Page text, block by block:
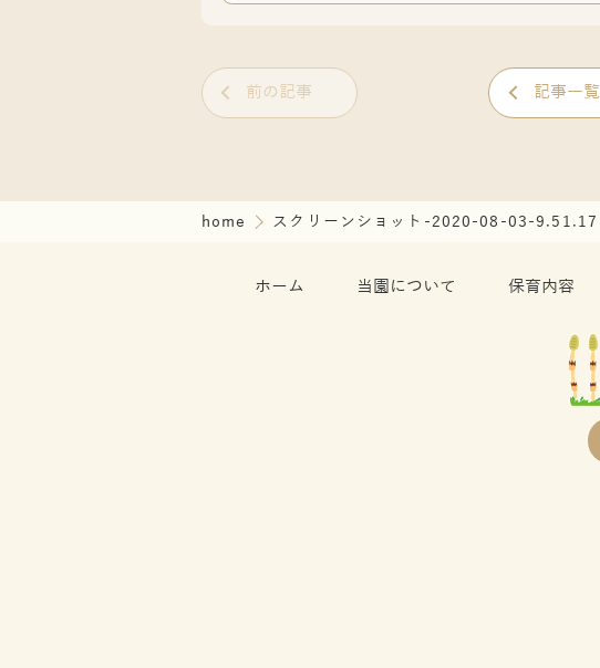
前の記事 記事一覧
home スクリーンショット-2020-08-03-9.51.17
ホーム 当園について 保育内容